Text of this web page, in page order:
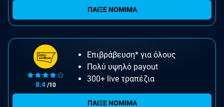
ΠΑΙΞΕ ΝΟΜΙΜΑ
8.4 /10
Επιβράβευση* για όλους
Πολύ υψηλό payout
300+ live τραπέζια
ΠΑΙΞΕ ΝΟΜΙΜΑ